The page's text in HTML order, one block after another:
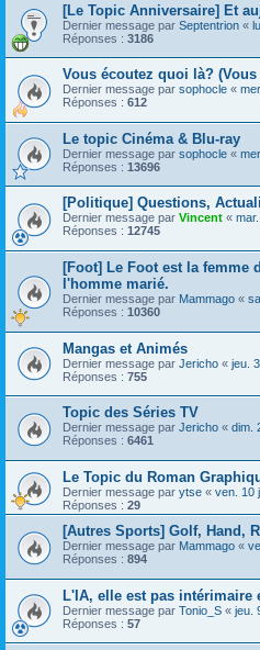
[Le Topic Anniversaire] Et
Dernier message par Septentrion «
Réponses : 3186
Vous écoutez quoi là?
Dernier message par sophocle «
Réponses : 612
Le topic Cinéma & Blu-ray
Dernier message par sophocle «
Réponses : 13696
[Politique] Questions,
Dernier message par Vincent «
Réponses : 12745
[Foot] Le Foot est la femme
l'homme marié.
Dernier message par Mammago «
Réponses : 10360
Mangas et Animés
Dernier message par Jericho « jeu.
Réponses : 755
Topic des Séries TV
Dernier message par Jericho « dim.
Réponses : 6461
Le Topic du Roman
Dernier message par ytse « ven. 10
Réponses : 29
[Autres Sports] Golf, Hand,
Dernier message par Mammago «
Réponses : 894
L'IA, elle est pas intérimaire
Dernier message par Tonio_S « jeu.
Réponses : 57